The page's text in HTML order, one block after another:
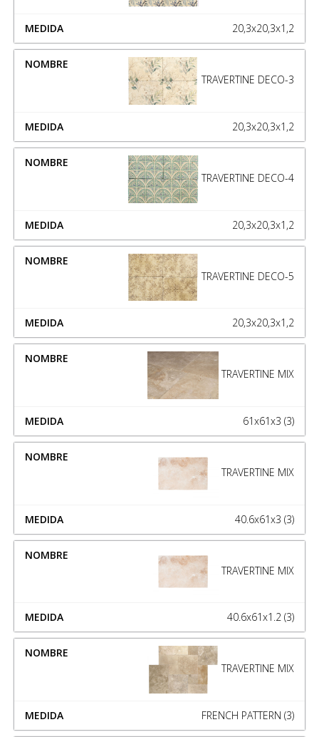
20,3x20,3x1,2
TRAVERTINE DECO-3
20,3x20,3x1,2
TRAVERTINE DECO-4
20,3x20,3x1,2
TRAVERTINE DECO-5
20,3x20,3x1,2
TRAVERTINE MIX
61x61x3 (3)
TRAVERTINE MIX
40.6x61x3 (3)
TRAVERTINE MIX
40.6x61x1.2 (3)
TRAVERTINE MIX
FRENCH PATTERN (3)